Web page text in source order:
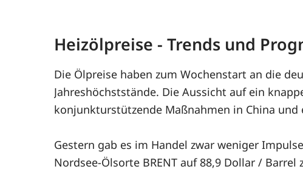
Heizölpreise - Trends und
Die Ölpreise haben zum Wochenstart an die
Jahreshöchststände. Die Aussicht auf ein
konjunkturstützende Maßnahmen in China und
Gestern gab es im Handel zwar weniger
Nordsee-Ölsorte BRENT auf 88,9 Dollar /